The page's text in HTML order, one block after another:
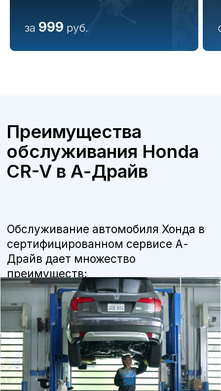
за 999 руб.
Оригинальные запчасти
мы используем только оригинальные
детали и расходные материалы,
рекомендованные производителем, что
продлевает срок службы автомобиля.
высокое качество работ.
Бесплатная консультация
Современное оборудование
Программа лояльности
постоянные клиенты получают
специальные условия и скидки на
обслуживание и запчасти.